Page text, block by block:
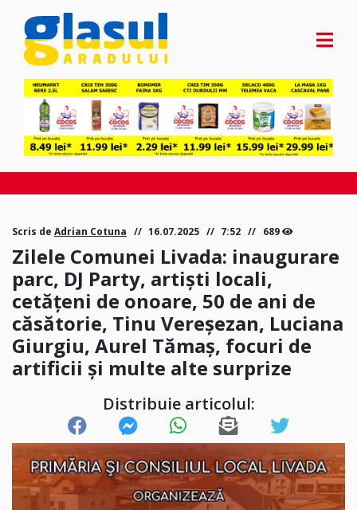
Scris de Adrian Cotuna 16.07.2025 7:52 689
Zilele Comunei Livada: inaugurare
parc, DJ Party, artiști locali,
cetățeni de onoare, 50 de ani de
căsătorie, Tinu Vereșezan, Luciana
Giurgiu, Aurel Tămaș, focuri de
artificii și multe alte surprize
Distribuie articolul: